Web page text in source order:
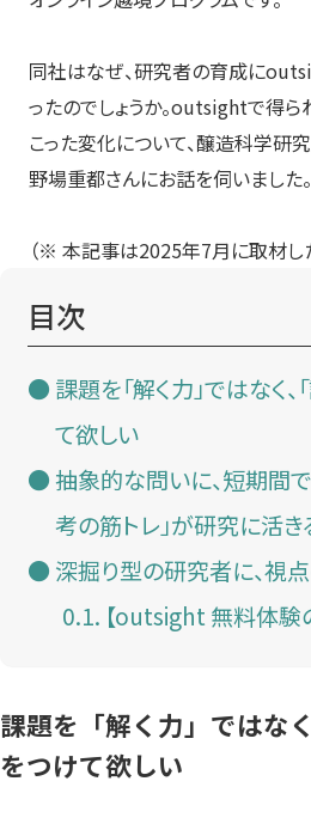
同社はなぜ、研究者の育成に
ったのでしょうか。outsightで得
こった変化について、醸造科学研
野場重都さんにお話を伺いました。
（※ 本記事は2025年7月に取材し
目次
課題を「解く力」ではなく
て欲しい
抽象的な問いに、短期間
考の筋トレ」が研究に活き
深掘り型の研究者に、視
【outsight 無料体験
課題を「解く力」ではな
をつけて欲しい